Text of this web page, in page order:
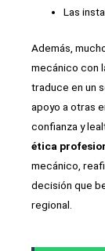
Las
Además,
mecánico con
traduce en un
apoyo a otras
confianza y
ética
mecánico,
decisión que
regional.